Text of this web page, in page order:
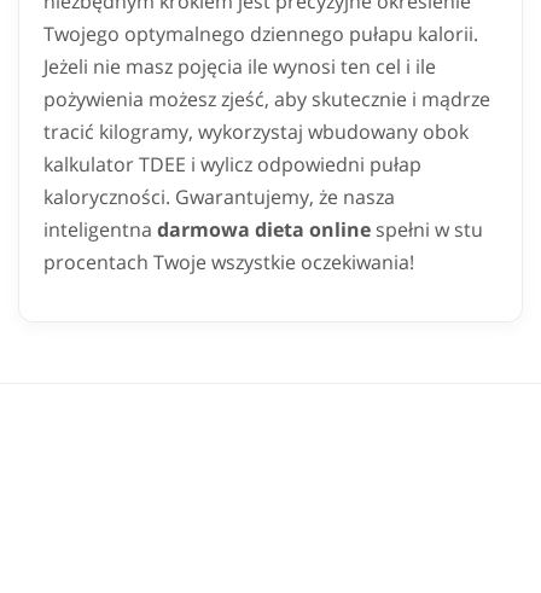
Twojego optymalnego dziennego pułapu kalorii.
Jeżeli nie masz pojęcia ile wynosi ten cel i ile
pożywienia możesz zjeść, aby skutecznie i mądrze
tracić kilogramy, wykorzystaj wbudowany obok
kalkulator TDEE i wylicz odpowiedni pułap
kaloryczności. Gwarantujemy, że nasza
inteligentna darmowa dieta online spełni w stu
procentach Twoje wszystkie oczekiwania!